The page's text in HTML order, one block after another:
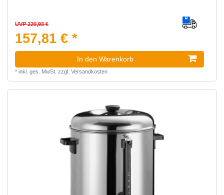
UVP 220,93 €
157,81 € *
In den Warenkorb
* inkl. ges. MwSt. zzgl. Versandkosten